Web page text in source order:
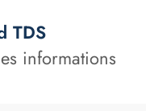
TDS
informations